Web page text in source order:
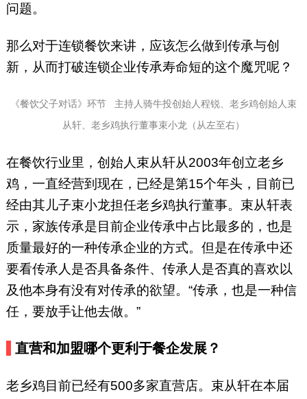
问题。
那么对于连锁餐饮来讲，应该怎么做到传承与创
新，从而打破连锁企业传承寿命短的这个魔咒呢？
《餐饮父子对话》环节 主持人骑牛投创始人程锐、老乡鸡创始人束
从轩、老乡鸡执行董事束小龙（从左至右）
在餐饮行业里，创始人束从轩从2003年创立老乡
鸡，一直经营到现在，已经是第15个年头，目前已
经由其儿子束小龙担任老乡鸡执行董事。束从轩表
示，家族传承是目前企业传承中占比最多的，也是
质量最好的一种传承企业的方式。但是在传承中还
要看传承人是否具备条件、传承人是否真的喜欢以
及他本身有没有对传承的欲望。“传承，也是一种信
任，要放手让他去做。”
直营和加盟哪个更利于餐企发展？
老乡鸡目前已经有500多家直营店。束从轩在本届